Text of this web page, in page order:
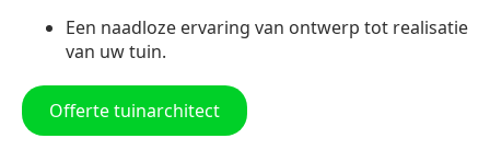
Een naadloze ervaring van ontwerp tot realisatie
van uw tuin.
Offerte tuinarchitect